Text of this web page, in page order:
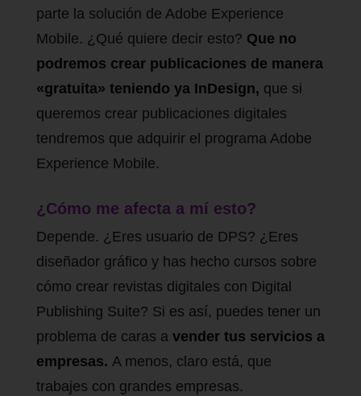
parte la solución de Adobe Experience
Mobile. ¿Qué quiere decir esto? Que no
podremos crear publicaciones de manera
«gratuita» teniendo ya InDesign, que si
queremos crear publicaciones digitales
tendremos que adquirir el programa Adobe
Experience Mobile.
¿Cómo me afecta a mí esto?
Depende. ¿Eres usuario de DPS? ¿Eres
diseñador gráfico y has hecho cursos sobre
cómo crear revistas digitales con Digital
Publishing Suite? Si es así, puedes tener un
problema de caras a vender tus servicios a
empresas. A menos, claro está, que
trabajes con grandes empresas.